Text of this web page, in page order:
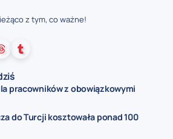
z tym, co ważne!
pracowników z obowiązkowymi
do Turcji kosztowała ponad 100